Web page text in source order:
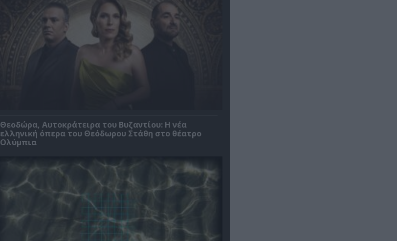
Θεοδώρα, Αυτοκράτειρα του Βυζαντίου: Η νέα
ελληνική όπερα του Θεόδωρου Στάθη στο θέατρο
Ολύμπια